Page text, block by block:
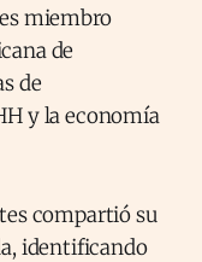
miembro
de
de
y la economía
compartió su
identificando